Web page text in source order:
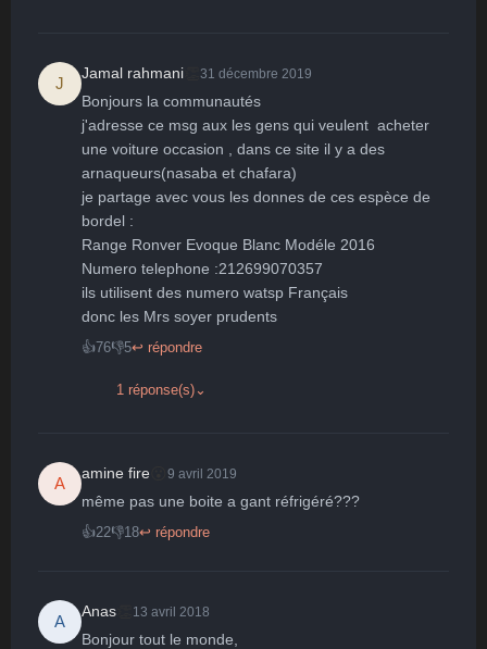
J
Jamal rahmani 31 décembre 2019
Bonjours la communautés
j'adresse ce msg aux les gens qui veulent  acheter
une voiture occasion , dans ce site il y a des
arnaqueurs(nasaba et chafara)
je partage avec vous les donnes de ces espèce de
bordel :
Range Ronver Evoque Blanc Modéle 2016
Numero telephone :212699070357
ils utilisent des numero watsp Français
👍76👎5↩ répondre
1 réponse(s) ⌄
A
amine fire 9 avril 2019
même pas une boite a gant réfrigéré???
👍22👎18↩ répondre
A
Anas 13 avril 2018
Bonjour tout le monde,